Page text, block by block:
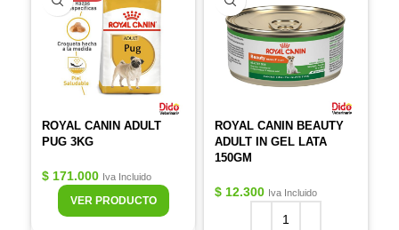
ROYAL CANIN ADULT
PUG 3KG
$ 171.000 Iva Incluido
VER PRODUCTO
ROYAL CANIN BEAUTY
ADULT IN GEL LATA
150GM
$ 12.300 Iva Incluido